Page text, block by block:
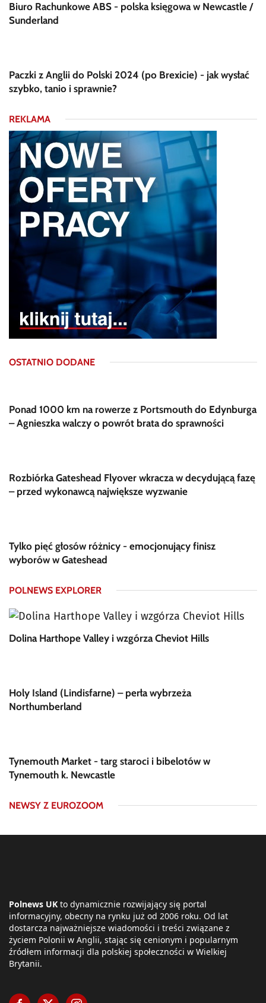
Biuro Rachunkowe ABS - polska księgowa w Newcastle /
Sunderland
Paczki z Anglii do Polski 2024 (po Brexicie) - jak wysłać
szybko, tanio i sprawnie?
REKLAMA
OSTATNIO DODANE
Ponad 1000 km na rowerze z Portsmouth do Edynburga
– Agnieszka walczy o powrót brata do sprawności
Rozbiórka Gateshead Flyover wkracza w decydującą fazę
– przed wykonawcą największe wyzwanie
Tylko pięć głosów różnicy - emocjonujący finisz
wyborów w Gateshead
POLNEWS EXPLORER
Dolina Harthope Valley i wzgórza Cheviot Hills
Holy Island (Lindisfarne) – perła wybrzeża
Northumberland
Tynemouth Market - targ staroci i bibelotów w
Tynemouth k. Newcastle
NEWSY Z EUROZOOM
Polnews UK to dynamicznie rozwijający się portal
informacyjny, obecny na rynku już od 2006 roku. Od lat
dostarcza najważniejsze wiadomości i treści związane z
życiem Polonii w Anglii, stając się cenionym i popularnym
źródłem informacji dla polskiej społeczności w Wielkiej
Brytanii.